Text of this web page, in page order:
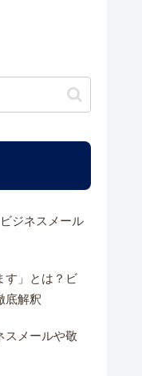
ジネスメール
す」とは？ビ
底解釈
スメールや敬